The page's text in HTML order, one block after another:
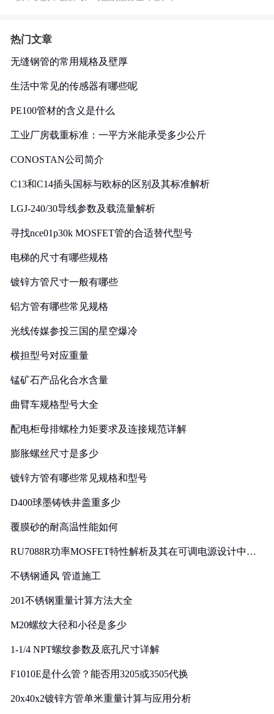
热门文章
无缝钢管的常用规格及壁厚
生活中常见的传感器有哪些呢
PE100管材的含义是什么
工业厂房载重标准：一平方米能承受多少公斤
CONOSTAN公司简介
C13和C14插头国标与欧标的区别及其标准解析
LGJ-240/30导线参数及载流量解析
寻找nce01p30k MOSFET管的合适替代型号
电梯的尺寸有哪些规格
镀锌方管尺寸一般有哪些
铝方管有哪些常见规格
光线传媒参投三国的星空爆冷
横担型号对应重量
锰矿石产品化合水含量
曲臂车规格型号大全
配电柜母排螺栓力矩要求及连接规范详解
膨胀螺丝尺寸是多少
镀锌方管有哪些常见规格和型号
D400球墨铸铁井盖重多少
覆膜砂的耐高温性能如何
RU7088R功率MOSFET特性解析及其在可调电源设计中的
不锈钢通风 管道施工
201不锈钢重量计算方法大全
M20螺纹大径和小径是多少
1-1/4 NPT螺纹参数及底孔尺寸详解
F1010E是什么管？能否用3205或3505代换
20x40x2镀锌方管单米重量计算与应用分析